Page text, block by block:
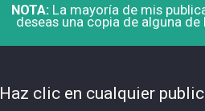
NOTA: La mayoría de mis
deseas una copia de alguna
Haz clic en cualquier